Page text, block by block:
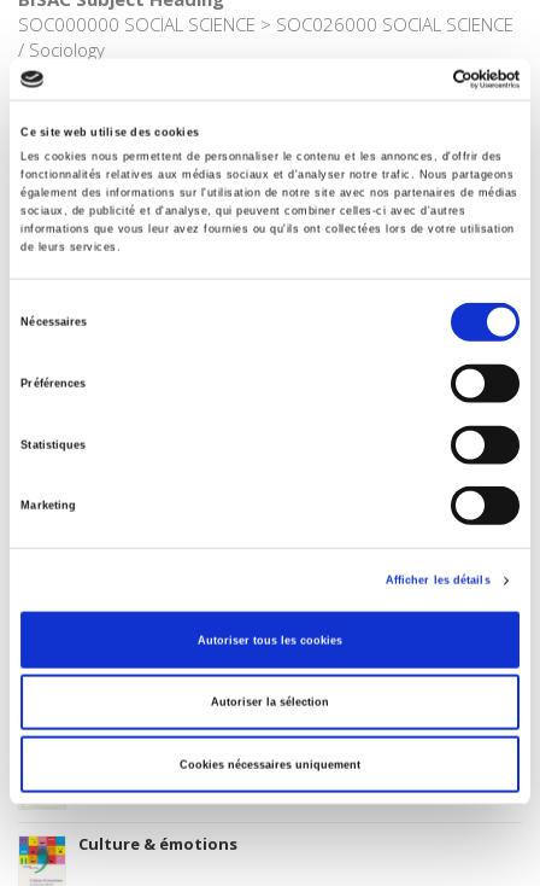
Ce site web utilise des cookies
Les cookies nous permettent de personnaliser le contenu et les annonces, d'offrir des
fonctionnalités relatives aux médias sociaux et d'analyser notre trafic. Nous partageons
également des informations sur l'utilisation de notre site avec nos partenaires de médias
sociaux, de publicité et d'analyse, qui peuvent combiner celles-ci avec d'autres
informations que vous leur avez fournies ou qu'ils ont collectées lors de votre utilisation
de leurs services.
Nécessaires
Préférences
Statistiques
Marketing
Afficher les détails
Autoriser tous les cookies
Autoriser la sélection
Cookies nécessaires uniquement
SOC000000 SOCIAL SCIENCE > SOC026000 SOCIAL SCIENCE
/ Sociology
BIC subject category (UK)
Sociology & anthropology
Onix Audience Codes
06 Professional and scholarly
Title First Published
Monograph
Index, Bibliography
Related
Création et devenir des festivals en France
Évaluer l'éducation artistique et culturelle
Culture & émotions